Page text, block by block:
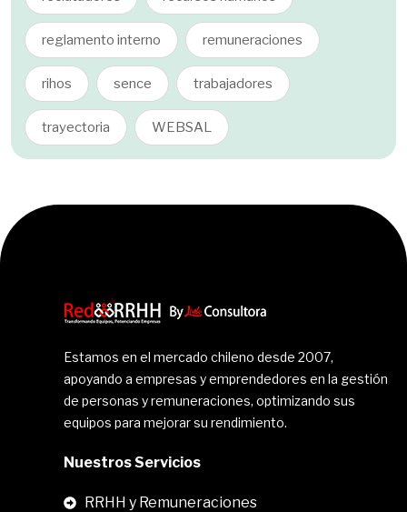
reglamento interno remuneraciones
rihos sence trabajadores
trayectoria WEBSAL
Estamos en el mercado chileno desde 2007,
apoyando a empresas y emprendedores en la gestión
de personas y remuneraciones, optimizando sus
equipos para mejorar su rendimiento.
Nuestros Servicios
RRHH y Remuneraciones